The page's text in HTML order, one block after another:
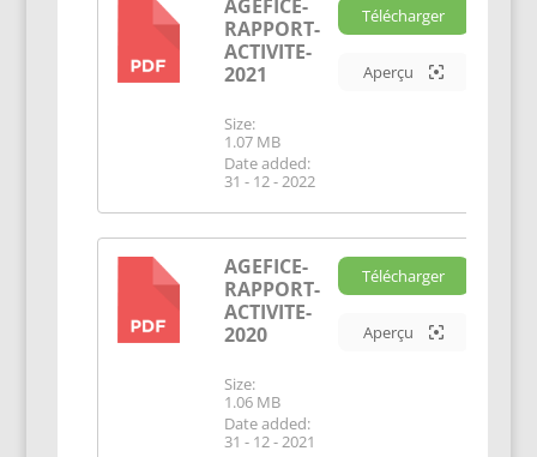
AGEFICE-
RAPPORT-
ACTIVITE-
2021
Size:
1.07 MB
Date added:
31 - 12 - 2022
Télécharger
Aperçu
AGEFICE-
RAPPORT-
ACTIVITE-
2020
Size:
1.06 MB
Date added:
31 - 12 - 2021
Télécharger
Aperçu